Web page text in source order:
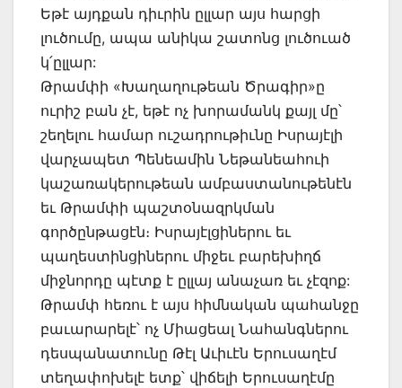
Եթէ այդքան դիւրին ըլլար այս հարցի
լուծումը, ապա անիկա շատոնց լուծուած
կ՛ըլլար:
Թրամփի «Խաղաղութեան Ծրագիր»ը
ուրիշ բան չէ, եթէ ոչ խորամանկ քայլ մը՝
շեղելու համար ուշադրութիւնը Իսրայէլի
վարչապետ Պենեամին Նեթանեահուի
կաշառակերութեան ամբաստանութենէն
եւ Թրամփի պաշտօնազրկման
գործընթացէն։ Իսրայէլցիներու եւ
պաղեստինցիներու միջեւ բարեխիղճ
միջնորդը պէտք է ըլլայ անաչառ եւ չէզոք:
Թրամփ հեռու է այս հիմնական պահանջը
բաւարարելէ՝ ոչ Միացեալ Նահանգներու
դեսպանատունը Թէլ Աւիւէն Երուսաղէմ
տեղափոխելէ ետք՝ վիճելի Երուսաղէմը